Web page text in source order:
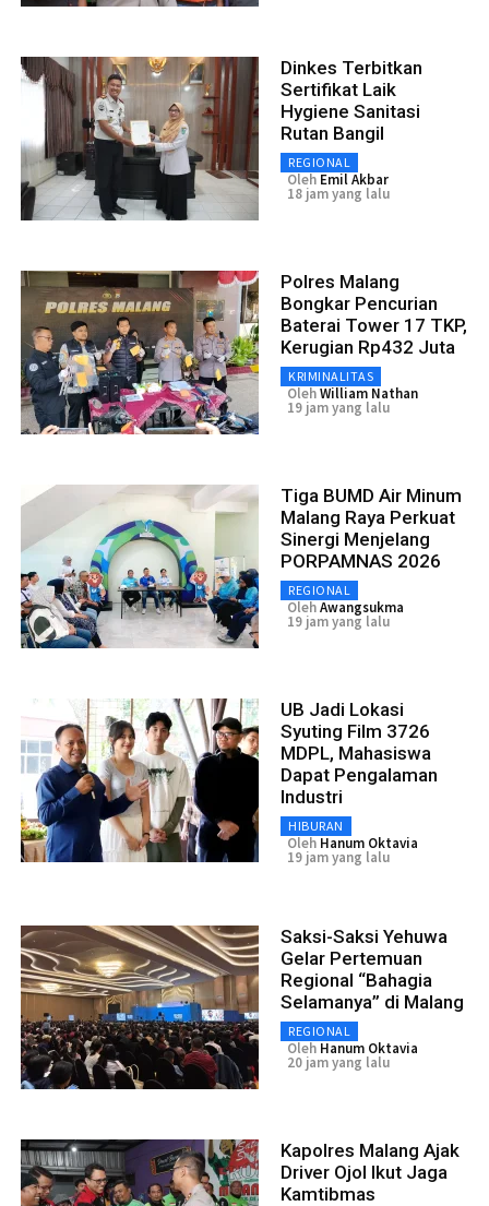
Dinkes Terbitkan
Sertifikat Laik
Hygiene Sanitasi
Rutan Bangil
REGIONAL
Oleh Emil Akbar
18 jam yang lalu
Polres Malang
Bongkar Pencurian
Baterai Tower 17 TKP,
Kerugian Rp432 Juta
KRIMINALITAS
OlehWilliam Nathan
19 jam yang lalu
Tiga BUMD Air Minum
Malang Raya Perkuat
Sinergi Menjelang
PORPAMNAS 2026
REGIONAL
OlehAwangsukma
19 jam yang lalu
UB Jadi Lokasi
Syuting Film 3726
MDPL, Mahasiswa
Dapat Pengalaman
Industri
HIBURAN
Oleh Hanum Oktavia
19 jam yang lalu
Saksi-Saksi Yehuwa
Gelar Pertemuan
Regional “Bahagia
Selamanya” di Malang
REGIONAL
Oleh Hanum Oktavia
20 jam yang lalu
Kapolres Malang Ajak
Driver Ojol Ikut Jaga
Kamtibmas